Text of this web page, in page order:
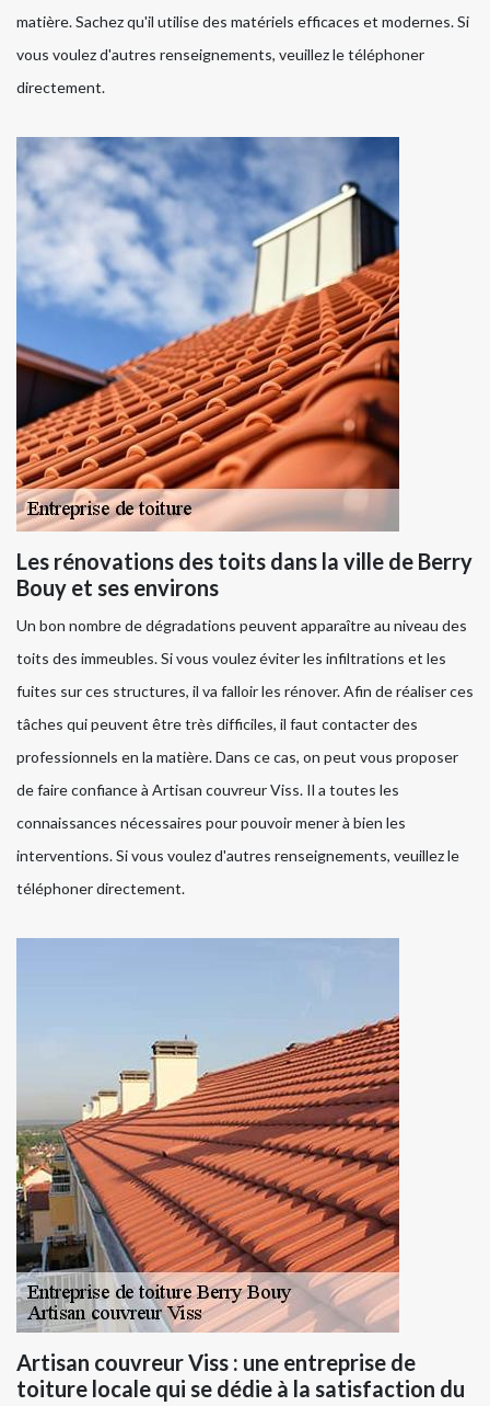
matière. Sachez qu'il utilise des matériels efficaces et modernes. Si
vous voulez d'autres renseignements, veuillez le téléphoner
directement.
Les rénovations des toits dans la ville de Berry
Bouy et ses environs
Un bon nombre de dégradations peuvent apparaître au niveau des
toits des immeubles. Si vous voulez éviter les infiltrations et les
fuites sur ces structures, il va falloir les rénover. Afin de réaliser ces
tâches qui peuvent être très difficiles, il faut contacter des
professionnels en la matière. Dans ce cas, on peut vous proposer
de faire confiance à Artisan couvreur Viss. Il a toutes les
connaissances nécessaires pour pouvoir mener à bien les
interventions. Si vous voulez d'autres renseignements, veuillez le
téléphoner directement.
Artisan couvreur Viss : une entreprise de
toiture locale qui se dédie à la satisfaction du